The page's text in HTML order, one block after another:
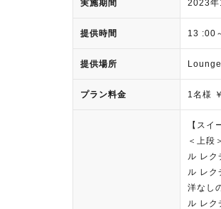
実施期間 2023
提供時間 13 :00
提供場所
プラン料金 1名様
【スイ
＜上段＞
ル レク
ル レク
洋なし
ル レク